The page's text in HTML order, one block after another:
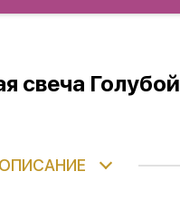
свеча Голубой
ОПИСАНИЕ